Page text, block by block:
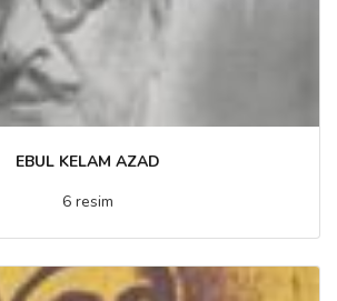
EBUL KELAM AZAD
6 resim